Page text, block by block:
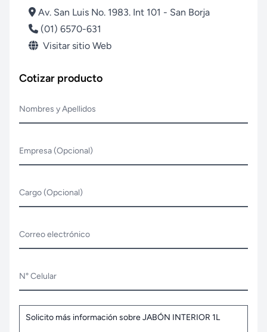
Av. San Luis No. 1983. Int 101 - San Borja
(01) 6570-631
Visitar sitio Web
Cotizar producto
Nombres y Apellidos
Empresa (Opcional)
Cargo (Opcional)
Correo electrónico
N° Celular